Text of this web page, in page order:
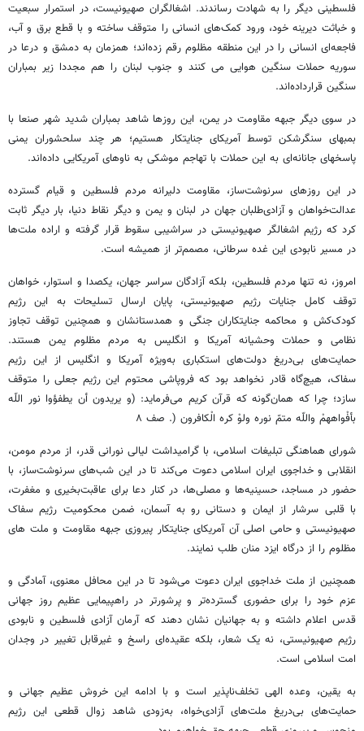
فلسطینی دیگر را به شهادت رساندند. اشغالگران صهیونیست، در استمرار سبعیت
و خباثت دیرینه خود، ورود کمک‌های انسانی را متوقف ساخته و با قطع برق و آب،
فاجعه‌ای انسانی را در این منطقه مظلوم رقم زده‌اند؛ همزمان به دمشق و درعا در
سوریه حملات سنگین هوایی می کنند و جنوب لبنان را هم مجددا زیر بمباران
سنگین قرارداده‌اند.
در سوی دیگر جبهه مقاومت در یمن، این روزها شاهد بمباران شدید شهر صنعا با
بمبهای سنگرشکن توسط آمریکای جنایتکار هستیم؛ هر چند سلحشوران یمنی
پاسخهای جانانه‌ای به این حملات با تهاجم موشکی به ناوهای آمریکایی داده‌اند.
در این روزهای سرنوشت‌ساز، مقاومت دلیرانه مردم فلسطین و قیام گسترده
عدالت‌خواهان و آزادی‌طلبان جهان در لبنان و یمن و دیگر نقاط دنیا، بار دیگر ثابت
کرد که رژیم اشغالگر صهیونیستی در سراشیبی سقوط قرار گرفته و اراده ملت‌ها
در مسیر نابودی این غده سرطانی، مصمم‌تر از همیشه است.
امروز، نه تنها مردم فلسطین، بلکه آزادگان سراسر جهان، یکصدا و استوار، خواهان
توقف کامل جنایات رژیم صهیونیستی، پایان ارسال تسلیحات به این رژیم
کودک‌کش و محاکمه جنایتکاران جنگی و همدستانشان و همچنین توقف تجاوز
نظامی و حملات وحشیانه آمریکا و انگلیس به مردم مظلوم یمن هستند.
حمایت‌های بی‌دریغ دولت‌های استکباری به‌ویژه آمریکا و انگلیس از این رژیم
سفاک، هیچ‌گاه قادر نخواهد بود که فروپاشی محتوم این رژیم جعلی را متوقف
سازد؛ چرا که همان‌گونه که قرآن کریم می‌فرماید: (و یریدون أن یطفؤوا نور اللّه
بأفْواههمْ واللّه متمّ نوره ولوْ کره الْکافرون (. صف ۸
شورای هماهنگی تبلیغات اسلامی، با گرامیداشت لیالی نورانی قدر، از مردم مومن،
انقلابی و خداجوی ایران اسلامی دعوت می‌کند تا در این شب‌های سرنوشت‌ساز، با
حضور در مساجد، حسینیه‌ها و مصلی‌ها، در کنار دعا برای عاقبت‌بخیری و مغفرت،
با قلبی سرشار از ایمان و دستانی رو به آسمان، ضمن محکومیت رژیم سفاک
صهیونیستی و حامی اصلی آن آمریکای جنایتکار پیروزی جبهه مقاومت و ملت های
مظلوم را از درگاه ایزد منان طلب نمایند.
همچنین از ملت خداجوی ایران دعوت می‌شود تا در این محافل معنوی، آمادگی و
عزم خود را برای حضوری گسترده‌تر و پرشورتر در راهپیمایی عظیم روز جهانی
قدس اعلام داشته و به جهانیان نشان دهند که آرمان آزادی فلسطین و نابودی
رژیم صهیونیستی، نه یک شعار، بلکه عقیده‌ای راسخ و غیرقابل تغییر در وجدان
امت اسلامی است.
به یقین، وعده الهی تخلف‌ناپذیر است و با ادامه این خروش عظیم جهانی و
حمایت‌های بی‌دریغ ملت‌های آزادی‌خواه، به‌زودی شاهد زوال قطعی این رژیم